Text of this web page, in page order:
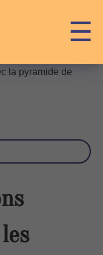
☰
la pyramide de